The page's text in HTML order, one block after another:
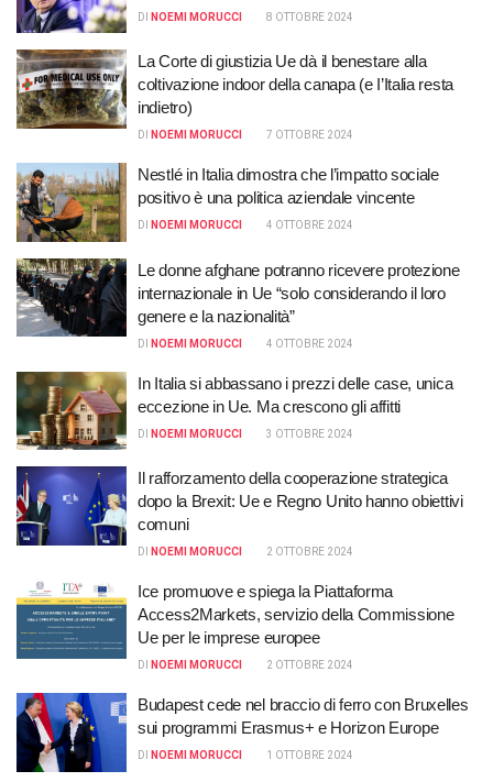
DI NOEMI MORUCCI 8 OTTOBRE 2024
La Corte di giustizia Ue dà il benestare alla
coltivazione indoor della canapa (e I’Italia resta
indietro)
DI NOEMI MORUCCI 7 OTTOBRE 2024
Nestlé in Italia dimostra che l’impatto sociale
positivo è una politica aziendale vincente
DI NOEMI MORUCCI 4 OTTOBRE 2024
Le donne afghane potranno ricevere protezione
internazionale in Ue “solo considerando il loro
genere e la nazionalità”
DI NOEMI MORUCCI 4 OTTOBRE 2024
In Italia si abbassano i prezzi delle case, unica
eccezione in Ue. Ma crescono gli affitti
DI NOEMI MORUCCI 3 OTTOBRE 2024
Il rafforzamento della cooperazione strategica
dopo la Brexit: Ue e Regno Unito hanno obiettivi
comuni
DI NOEMI MORUCCI 2 OTTOBRE 2024
Ice promuove e spiega la Piattaforma
Access2Markets, servizio della Commissione
Ue per le imprese europee
DI NOEMI MORUCCI 2 OTTOBRE 2024
Budapest cede nel braccio di ferro con Bruxelles
sui programmi Erasmus+ e Horizon Europe
DI NOEMI MORUCCI 1 OTTOBRE 2024